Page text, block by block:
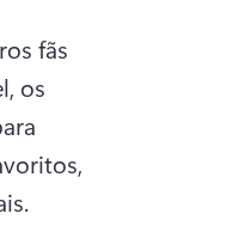
fãs
os